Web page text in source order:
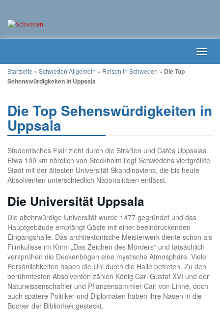
main
content
Startseite » Schweden Allgemein » Reisen in Schweden » Die Top
Sehenswürdigkeiten in Uppsala
Die Top Sehenswürdigkeiten in
Uppsala
Studentisches Flair zieht durch die Straßen und Cafés Uppsalas.
Etwa 100 km nördlich von Stockholm liegt Schwedens viertgrößte
Stadt mit der ältesten Universität Skandinaviens, die bis heute
Absolventen unterschiedlich Nationalitäten entlässt.
Die Universität Uppsala
Die altehrwürdige Universität wurde 1477 gegründet und das
Hauptgebäude empfängt Gäste mit einer beeindruckenden
Eingangshalle. Das architektonische Meisterwerk diente schon als
Filmkulisse im Krimi „Das Zeichen des Mörders“ und tatsächlich
versprühen die Deckenbögen eine mystische Atmosphäre. Viele
Persönlichkeiten haben die Uni durch die Halle betreten. Zu den
berühmtesten Absolventen zählen König Carl Gustaf XVI und der
Naturwissenschaftler und Pflanzensammler Carl von Linné, doch
auch spätere Politiker und Diplomaten haben ihre Nasen in die
Bücher der Bibliothek gesteckt.